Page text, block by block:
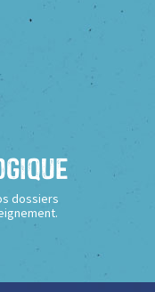
dossiers